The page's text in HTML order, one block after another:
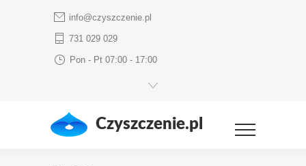
info@czyszczenie.pl
731 029 029
Pon - Pt 07:00 - 17:00
Czyszczenie.pl